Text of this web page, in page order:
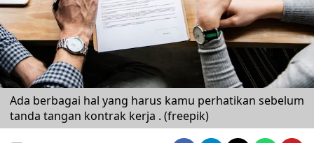
Ada berbagai hal yang harus kamu perhatikan sebelum
tanda tangan kontrak kerja . (freepik)